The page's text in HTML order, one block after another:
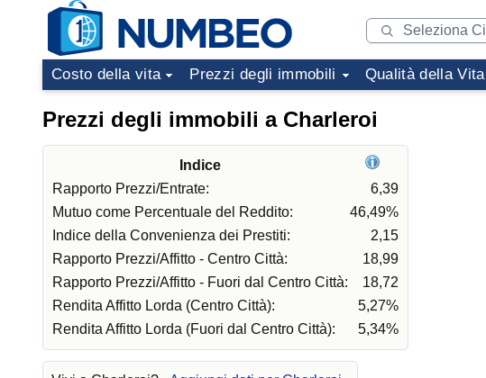
Costo della vita Prezzi degli immobili Qualità della Vita
Prezzi degli immobili a Charleroi
Indice
Rapporto Prezzi/Entrate:
6,39
Mutuo come Percentuale del Reddito:
46,49%
Indice della Convenienza dei Prestiti:
2,15
Rapporto Prezzi/Affitto - Centro Città:
18,99
Rapporto Prezzi/Affitto - Fuori dal Centro Città:
18,72
Rendita Affitto Lorda (Centro Città):
5,27%
Rendita Affitto Lorda (Fuori dal Centro Città):
5,34%